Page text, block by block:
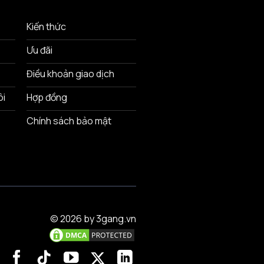
Kiến thức
Ưu đãi
Điều khoản giao dịch
Hợp đồng
Chính sách bảo mật
© 2026 by 3gang.vn